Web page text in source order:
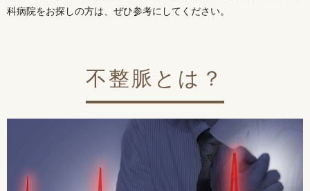
科病院をお探しの方は、ぜひ参考にしてください。
不整脈とは？